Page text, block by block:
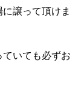
譲って頂けま
いても必ずお